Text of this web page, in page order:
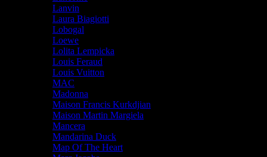
Lanvin
Laura Biagiotti
Lobogal
Loewe
Lolita Lempicka
Louis Feraud
Louis Vuitton
MAC
Madonna
Maison Francis Kurkdjian
Maison Martin Margiela
Mancera
Mandarina Duck
Map Of The Heart